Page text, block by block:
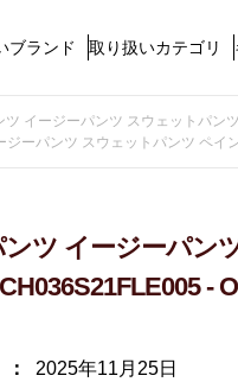
ブランド 取り扱いカテゴリ
ツ イージーパンツ スウェットパン
ジーパンツ スウェットパンツ ペイ
ツ イージーパン
-
2025年11月25日